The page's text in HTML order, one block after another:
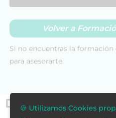
Datos generales
Volver a
Si no encuentras la formación
para asesorarte.
🍪 Utilizamos Cookies